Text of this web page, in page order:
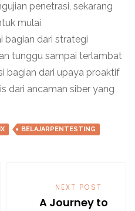
penetrasi, sekarang
mulai
bagian dari strategi
tunggu sampai terlambat
bagian dari upaya proaktif
dari ancaman siber yang
BELAJARPENTESTING
NEXT POST
A Journey to